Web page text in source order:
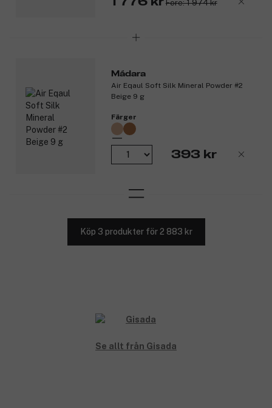
Före: 1 974 kr
Mádara
Air Eqaul Soft Silk Mineral Powder #2
Beige 9 g
Färger
393 kr
Köp 3 produkter för 2 883 kr
Se allt från Gisada